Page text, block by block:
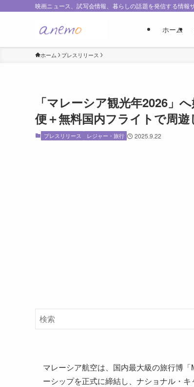
映画ニュース、試写会情報、暮らしの話題を発信する情報
ホーム
ホーム プレスリリース
「マレーシア観光年2026」
便＋無料国内フライトで周遊
プレスリリース レジャー・旅行 2025.9.22
マレーシア航空は、国内最大級の旅行博
ーシップを正式に締結し、ナショナル・